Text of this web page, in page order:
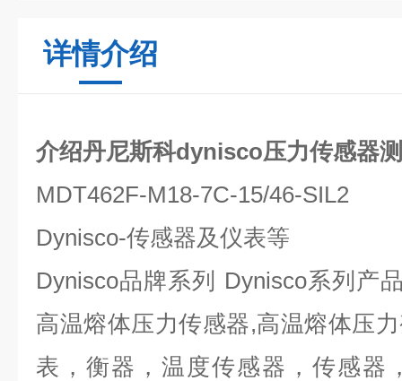
详情介绍
介绍丹尼斯科dynisco压力传感器
MDT462F-M18-7C-15/46-SIL2
Dynisco-传感器及仪表等
Dynisco品牌系列 Dynisco系列产
高温熔体压力传感器,高温熔体压
表，衡器，温度传感器，传感器